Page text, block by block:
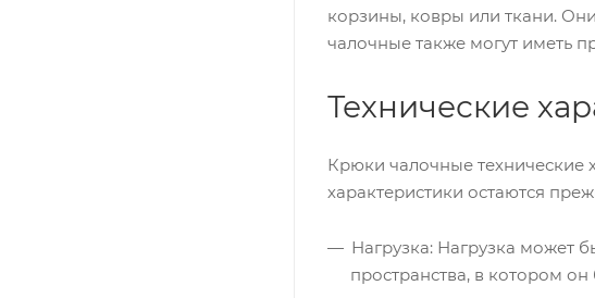
корзины, ковры или ткани.
чалочные также могут иметь
Технические
Крюки чалочные технические
характеристики остаются
Нагрузка: Нагрузка может
пространства, в котором он